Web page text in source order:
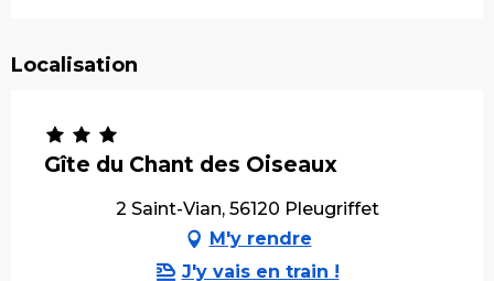
Localisation
Gîte du Chant des Oiseaux
2 Saint-Vian, 56120 Pleugriffet
M'y rendre
J'y vais en train !